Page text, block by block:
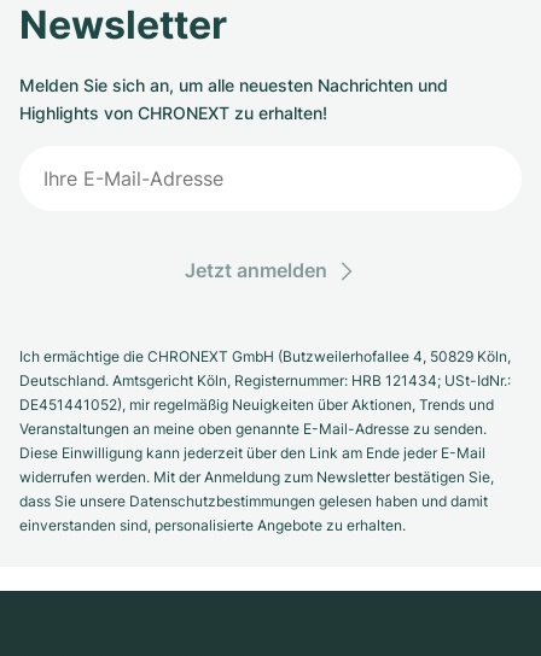
Newsletter
Melden Sie sich an, um alle neuesten Nachrichten und
Highlights von CHRONEXT zu erhalten!
Jetzt anmelden
Ich ermächtige die CHRONEXT GmbH (Butzweilerhofallee 4, 50829 Köln,
Deutschland. Amtsgericht Köln, Registernummer: HRB 121434; USt-IdNr.:
DE451441052), mir regelmäßig Neuigkeiten über Aktionen, Trends und
Veranstaltungen an meine oben genannte E-Mail-Adresse zu senden.
Diese Einwilligung kann jederzeit über den Link am Ende jeder E-Mail
widerrufen werden. Mit der Anmeldung zum Newsletter bestätigen Sie,
dass Sie unsere Datenschutzbestimmungen gelesen haben und damit
einverstanden sind, personalisierte Angebote zu erhalten.